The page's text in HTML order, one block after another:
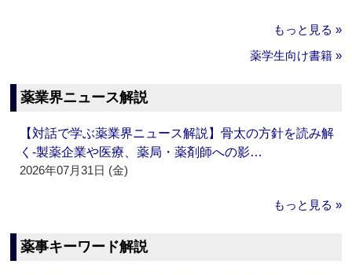
もっと見る »
薬学生向け書籍 »
薬業界ニュース解説
【対話で学ぶ薬業界ニュース解説】骨太の方針を読み解
く‐製薬企業や医療、薬局・薬剤師への影…
2026年07月31日 (金)
もっと見る »
薬事キーワード解説